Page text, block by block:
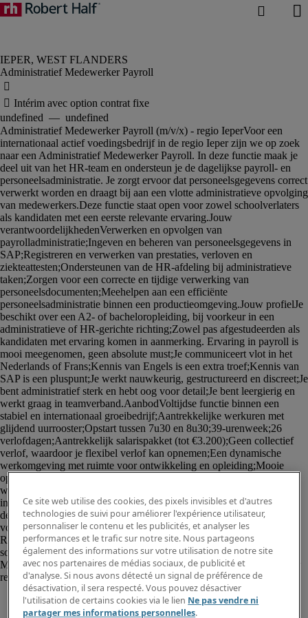
Administratief Medewerker Payroll
Ce site web utilise des cookies, des pixels invisibles et d'autres
technologies de suivi pour améliorer l'expérience utilisateur,
personnaliser le contenu et les publicités, et analyser les
performances et le trafic sur notre site. Nous partageons
également des informations sur votre utilisation de notre site
avec nos partenaires de médias sociaux, de publicité et
d'analyse. Si nous avons détecté un signal de préférence de
désactivation, il sera respecté. Vous pouvez désactiver
l'utilisation de certains cookies via le lien Ne pas vendre ni
partager mes informations personnelles.